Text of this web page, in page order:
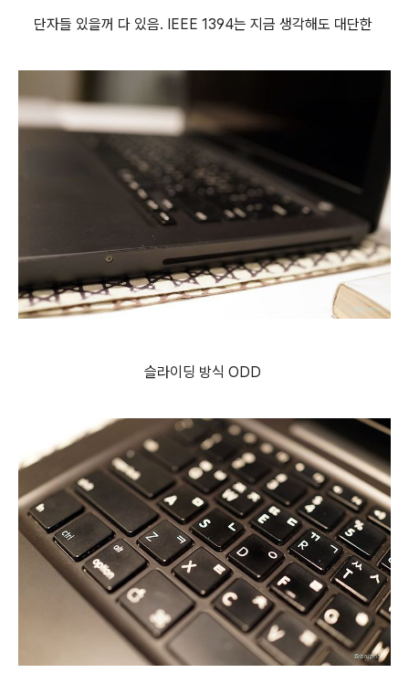
단자들 있을꺼 다 있음. IEEE 1394는 지금 생각해도 대단한
슬라이딩 방식 ODD